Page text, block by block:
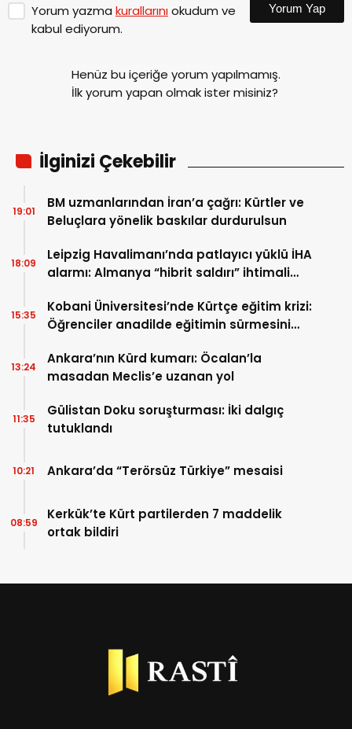
Yorum yazma kurallarınıokudum ve
kabul ediyorum.
Yorum Yap
Henüz bu içeriğe yorum yapılmamış.
İlk yorum yapan olmak ister misiniz?
İlginizi Çekebilir
BM uzmanlarından İran’a çağrı: Kürtler ve
Beluçlara yönelik baskılar durdurulsun
19:01
Leipzig Havalimanı’nda patlayıcı yüklü İHA
alarmı: Almanya “hibrit saldırı” ihtimali
18:09
Kobani Üniversitesi’nde Kürtçe eğitim krizi:
Öğrenciler anadilde eğitimin sürmesini
15:35
Ankara’nın Kürd kumarı: Öcalan’la
masadan Meclis’e uzanan yol
13:24
Gülistan Doku soruşturması: İki dalgıç
tutuklandı
11:35
Ankara’da “Terörsüz Türkiye” mesaisi
10:21
Kerkük’te Kürt partilerden 7 maddelik
ortak bildiri
08:59